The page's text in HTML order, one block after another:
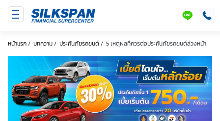
หน้าแรก/ บทความ/ ประกันภัยรถยนต์/ 5 เหตุผลที่ควรต่อประกันภัยรถยนต์ล่วงหน้า